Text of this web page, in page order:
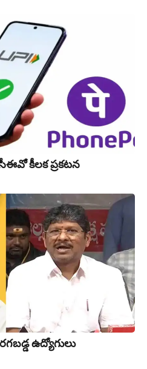
కీల‌క ప్ర‌క‌ట‌న‌
ఉద్యోగులు